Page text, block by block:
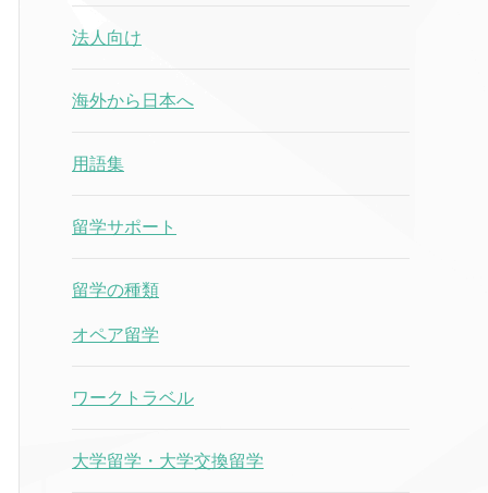
法人向け
海外から日本へ
用語集
留学サポート
留学の種類
オペア留学
ワークトラベル
大学留学・大学交換留学